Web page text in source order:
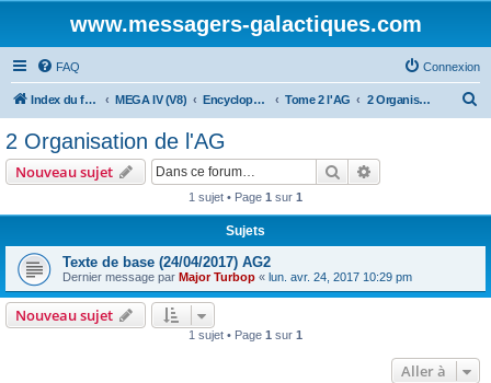
www.messagers-galactiques.com
FAQ Connexion
Index du forum MEGA IV (V8) Encyclopédie (V8) Tome 2 l'AG 2 Organisation de l'AG
2 Organisation de l'AG
Nouveau sujet Rechercher
1 sujet • Page 1 sur 1
Sujets
Texte de base (24/04/2017) AG2
Dernier message par Major Turbop « lun. avr. 24, 2017 10:29 pm
Nouveau sujet
1 sujet • Page 1 sur 1
Aller à